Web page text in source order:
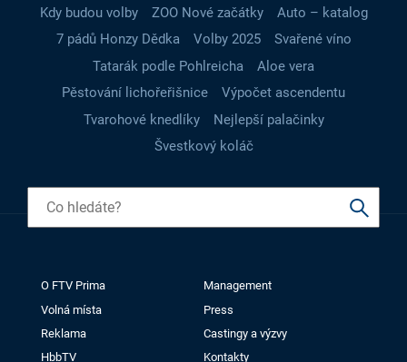
Kdy budou volby
ZOO Nové začátky
Auto – katalog
7 pádů Honzy Dědka
Volby 2025
Svařené víno
Tatarák podle Pohlreicha
Aloe vera
Pěstování lichořeřišnice
Výpočet ascendentu
Tvarohové knedlíky
Nejlepší palačinky
Švestkový koláč
O FTV Prima
Management
Volná místa
Press
Reklama
Castingy a výzvy
HbbTV
Kontakty